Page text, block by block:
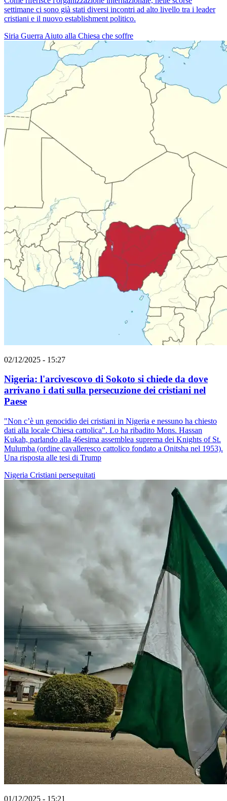
settimane ci sono già stati diversi incontri ad alto livello tra i leader
cristiani e il nuovo establishment politico.
Siria Guerra Aiuto alla Chiesa che soffre
02/12/2025 - 15:27
Nigeria: l'arcivescovo di Sokoto si chiede da dove
arrivano i dati sulla persecuzione dei cristiani nel
Paese
"Non c’è un genocidio dei cristiani in Nigeria e nessuno ha chiesto
dati alla locale Chiesa cattolica". Lo ha ribadito Mons. Hassan
Kukah, parlando alla 46esima assemblea suprema dei Knights of St.
Mulumba (ordine cavalleresco cattolico fondato a Onitsha nel 1953).
Una risposta alle tesi di Trump
Nigeria Cristiani perseguitati
01/12/2025 - 15:21